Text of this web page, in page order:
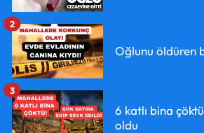
Oğlunu öldüren
2
6 katlı bina
oldu
3